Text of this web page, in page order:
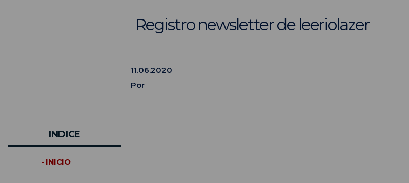
Registro newsletter de leeriolazer
11.06.2020
Por
INDICE
- INICIO